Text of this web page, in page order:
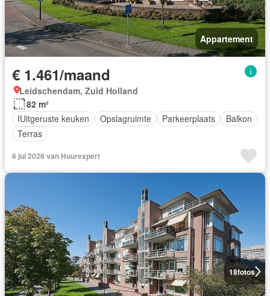
Appartement
€ 1.461/maand
Leidschendam, Zuid Holland
82 m²
IUitgeruste keuken
Opslagruimte Parkeerplaats
Balkon
Terras
6 jul 2026 van Huurexpert
18fotos